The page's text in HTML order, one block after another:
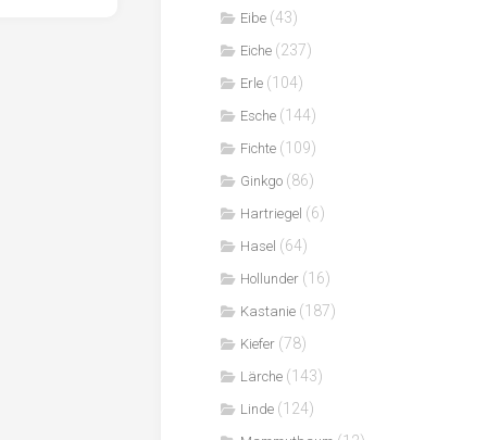
Eibe (43)
Eiche (237)
Erle (104)
Esche (144)
Fichte (109)
Ginkgo (86)
Hartriegel (6)
Hasel (64)
Hollunder (16)
Kastanie (187)
Kiefer (78)
Lärche (143)
Linde (124)